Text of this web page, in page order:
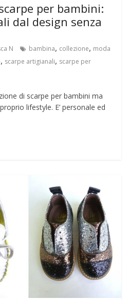
per bambini:
dal design senza
N bambina, collezione, moda
, scarpe artigianali, scarpe per
di scarpe per bambini ma
lifestyle. E’ personale ed